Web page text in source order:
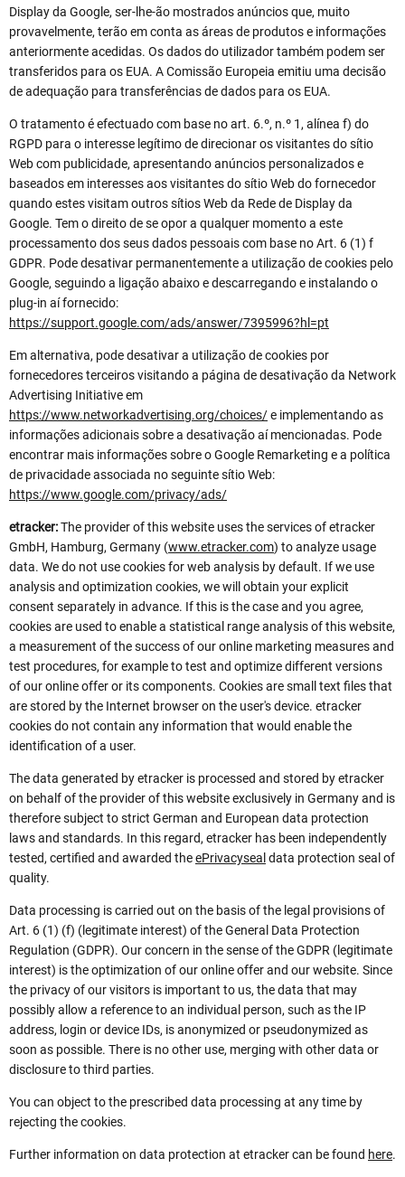
Display da Google, ser-lhe-ão mostrados anúncios que, muito
provavelmente, terão em conta as áreas de produtos e informações
anteriormente acedidas. Os dados do utilizador também podem ser
transferidos para os EUA. A Comissão Europeia emitiu uma decisão
de adequação para transferências de dados para os EUA.
O tratamento é efectuado com base no art. 6.º, n.º 1, alínea f) do
RGPD para o interesse legítimo de direcionar os visitantes do sítio
Web com publicidade, apresentando anúncios personalizados e
baseados em interesses aos visitantes do sítio Web do fornecedor
quando estes visitam outros sítios Web da Rede de Display da
Google. Tem o direito de se opor a qualquer momento a este
processamento dos seus dados pessoais com base no Art. 6 (1) f
GDPR. Pode desativar permanentemente a utilização de cookies pelo
Google, seguindo a ligação abaixo e descarregando e instalando o
plug-in aí fornecido:
https://support.google.com/ads/answer/7395996?hl=pt
Em alternativa, pode desativar a utilização de cookies por
fornecedores terceiros visitando a página de desativação da Network
Advertising Initiative em
https://www.networkadvertising.org/choices/e implementando as
informações adicionais sobre a desativação aí mencionadas. Pode
encontrar mais informações sobre o Google Remarketing e a política
de privacidade associada no seguinte sítio Web:
https://www.google.com/privacy/ads/
etracker:The provider of this website uses the services of etracker
GmbH, Hamburg, Germany (www.etracker.com) to analyze usage
data. We do not use cookies for web analysis by default. If we use
analysis and optimization cookies, we will obtain your explicit
consent separately in advance. If this is the case and you agree,
cookies are used to enable a statistical range analysis of this website,
a measurement of the success of our online marketing measures and
test procedures, for example to test and optimize different versions
of our online offer or its components. Cookies are small text files that
are stored by the Internet browser on the user's device. etracker
cookies do not contain any information that would enable the
identification of a user.
The data generated by etracker is processed and stored by etracker
on behalf of the provider of this website exclusively in Germany and is
therefore subject to strict German and European data protection
laws and standards. In this regard, etracker has been independently
tested, certified and awarded theePrivacyseal data protection seal of
quality.
Data processing is carried out on the basis of the legal provisions of
Art. 6 (1) (f) (legitimate interest) of the General Data Protection
Regulation (GDPR). Our concern in the sense of the GDPR (legitimate
interest) is the optimization of our online offer and our website. Since
the privacy of our visitors is important to us, the data that may
possibly allow a reference to an individual person, such as the IP
address, login or device IDs, is anonymized or pseudonymized as
soon as possible. There is no other use, merging with other data or
disclosure to third parties.
You can object to the prescribed data processing at any time by
rejecting the cookies.
Further information on data protection at etracker can be found here.